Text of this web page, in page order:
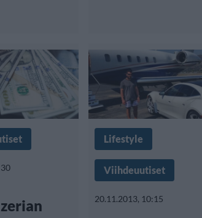
Lifestyle
Viihdeuutiset
20.11.2013, 10:15